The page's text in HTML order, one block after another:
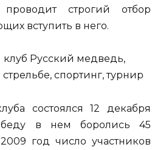
строгий отбор
вступить в него.
состоялся 12 декабря
в нем боролись 45
год число участников